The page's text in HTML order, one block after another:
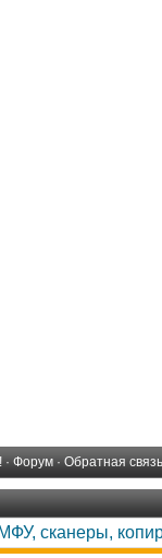
· Форум · Обратная связь
сканеры,